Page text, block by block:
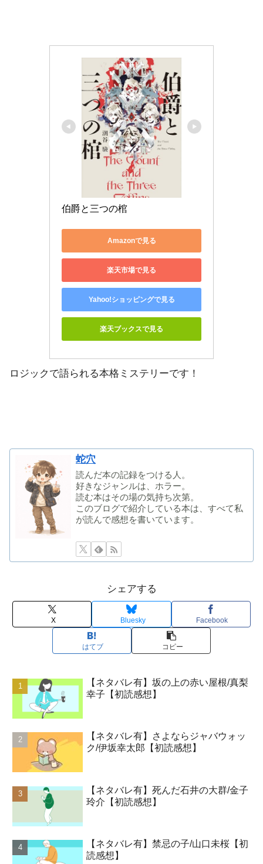
伯爵と三つの棺
Amazonで見る
楽天市場で見る
Yahoo!ショッピングで見る
楽天ブックスで見る
ロジックで語られる本格ミステリーです！
蛇穴
読んだ本の記録をつける人。
好きなジャンルは、ホラー。
読む本はその場の気持ち次第。
このブログで紹介している本は、すべて私
が読んで感想を書いています。
シェアする
X Bluesky Facebook
はてブ コピー
【ネタバレ有】坂の上の赤い屋根/真梨
幸子【初読感想】
【ネタバレ有】さよならジャバウォッ
ク/伊坂幸太郎【初読感想】
【ネタバレ有】死んだ石井の大群/金子
玲介【初読感想】
【ネタバレ有】禁忌の子/山口未桜【初
読感想】